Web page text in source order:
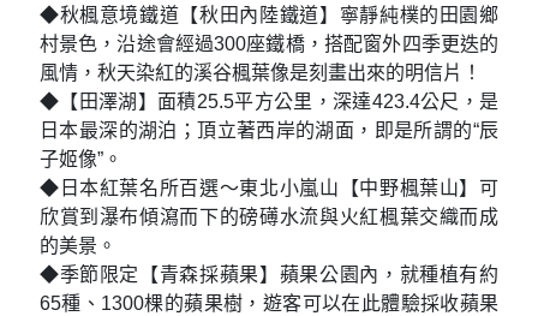
◆秋楓意境鐵道【秋田內陸鐵道】寧靜純樸的田園鄉
村景色，沿途會經過300座鐵橋，搭配窗外四季更迭的
風情，秋天染紅的溪谷楓葉像是刻畫出來的明信片！
◆【田澤湖】面積25.5平方公里，深達423.4公尺，是
日本最深的湖泊；頂立著西岸的湖面，即是所謂的“辰
子姬像”。
◆日本紅葉名所百選～東北小嵐山【中野楓葉山】可
欣賞到瀑布傾瀉而下的磅礡水流與火紅楓葉交織而成
的美景。
◆季節限定【青森採蘋果】蘋果公園內，就種植有約
65種、1300棵的蘋果樹，遊客可以在此體驗採收蘋果